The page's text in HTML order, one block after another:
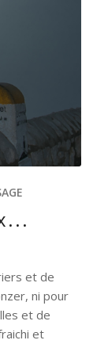
et de
ni pour
et de
et